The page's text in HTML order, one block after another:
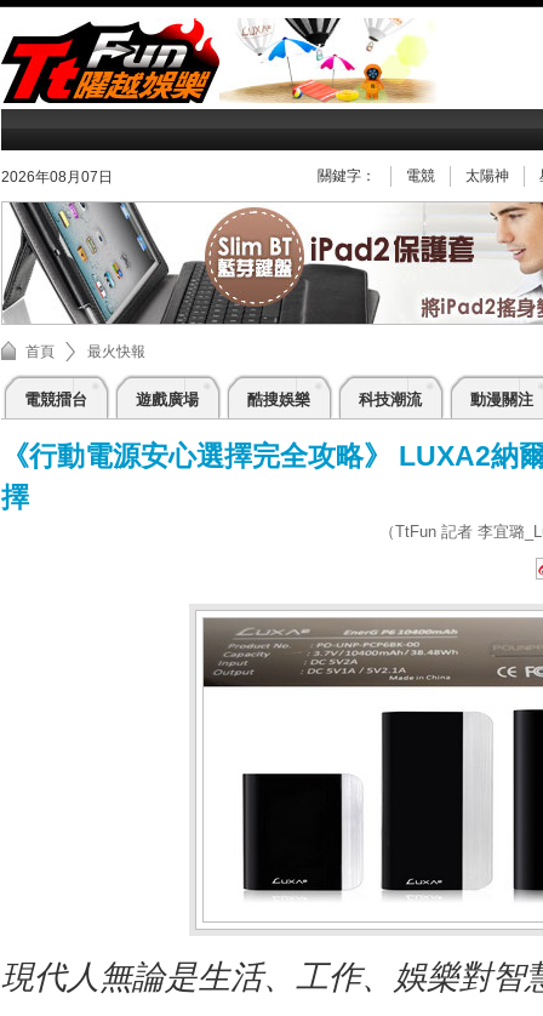
2026年08月07日 關鍵字： 電競 太陽神
首頁 最火快報
電競擂台 遊戲廣場 酷搜娛樂 科技潮流 動漫關注
《行動電源安心選擇完全攻略》 LUXA2納
擇
（TtFun 記者 李宜璐
現代人無論是生活、工作、娛樂對智